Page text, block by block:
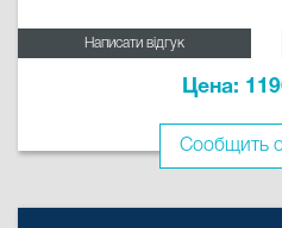
Написати відгук
Цена:
Сообщить